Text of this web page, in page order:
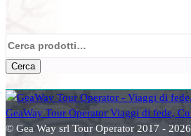
Cerca:
Cerca
© Gea Way srl Tour Operator 2017 - 2026